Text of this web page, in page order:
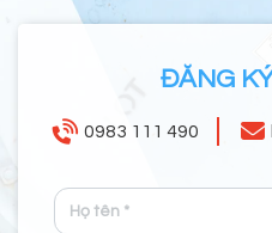
ĐĂNG
0983 111 490